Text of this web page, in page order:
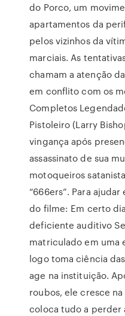
do Porco, um
apartamentos da
pelos vizinhos da
marciais. As
chamam a atenção
em conflito com os
Completos
Pistoleiro (Larry
vingança após
assassinato de sua
motoqueiros
“666ers”. Para
do filme: Em certo
deficiente auditivo
matriculado em uma
logo toma ciência
age na instituição.
roubos, ele cresce
coloca tudo a perder